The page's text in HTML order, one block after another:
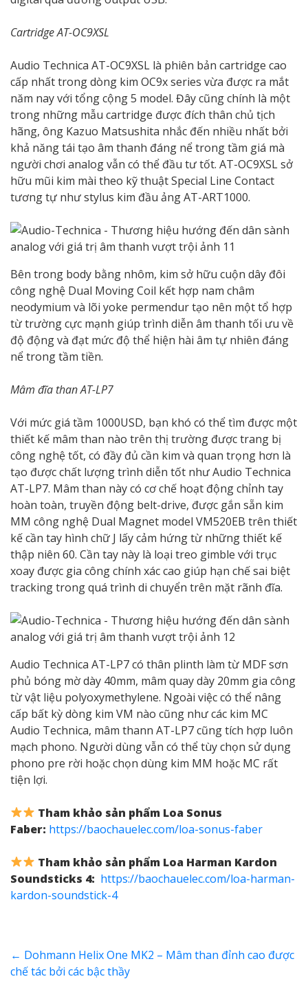
Cartridge AT-OC9XSL
Audio Technica AT-OC9XSL là phiên bản cartridge cao
cấp nhất trong dòng kim OC9x series vừa được ra mắt
năm nay với tổng cộng 5 model. Đây cũng chính là một
trong những mẫu cartridge được đích thân chủ tịch
hãng, ông Kazuo Matsushita nhắc đến nhiều nhất bởi
khả năng tái tạo âm thanh đáng nể trong tầm giá mà
người chơi analog vẫn có thể đầu tư tốt. AT-OC9XSL sở
hữu mũi kim mài theo kỹ thuật Special Line Contact
tương tự như stylus kim đầu ảng AT-ART1000.
Bên trong body bằng nhôm, kim sở hữu cuộn dây đôi
công nghệ Dual Moving Coil kết hợp nam châm
neodymium và lõi yoke permendur tạo nên một tổ hợp
từ trường cực mạnh giúp trình diễn âm thanh tối ưu về
độ động và đạt mức độ thể hiện hài âm tự nhiên đáng
nể trong tầm tiền.
Mâm đĩa than AT-LP7
Với mức giá tầm 1000USD, bạn khó có thể tìm được một
thiết kế mâm than nào trên thị trường được trang bị
công nghệ tốt, có đầy đủ cần kim và quan trọng hơn là
tạo được chất lượng trình diễn tốt như Audio Technica
AT-LP7. Mâm than này có cơ chế hoạt động chỉnh tay
hoàn toàn, truyền động belt-drive, được gắn sẵn kim
MM công nghệ Dual Magnet model VM520EB trên thiết
kế cần tay hình chữ J lấy cảm hứng từ những thiết kế
thập niên 60. Cần tay này là loại treo gimble với trục
xoay được gia công chính xác cao giúp hạn chế sai biệt
tracking trong quá trình di chuyển trên mặt rãnh đĩa.
Audio Technica AT-LP7 có thân plinth làm từ MDF sơn
phủ bóng mờ dày 40mm, mâm quay dày 20mm gia công
từ vật liệu polyoxymethylene. Ngoài việc có thể nâng
cấp bất kỳ dòng kim VM nào cũng như các kim MC
Audio Technica, mâm thann AT-LP7 cũng tích hợp luôn
mạch phono. Người dùng vẫn có thể tùy chọn sử dụng
phono pre rời hoặc chọn dùng kim MM hoặc MC rất
tiện lợi.
Tham khảo sản phẩm Loa Sonus
Faber: https://baochauelec.com/loa-sonus-faber
Tham khảo sản phẩm Loa Harman Kardon
Soundsticks 4: https://baochauelec.com/loa-harman-
kardon-soundstick-4
← Dohmann Helix One MK2 – Mâm than đỉnh cao được
chế tác bởi các bậc thầy